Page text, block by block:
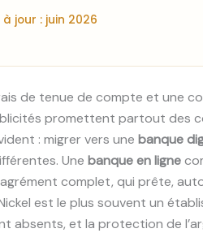
à jour : juin 2026
de tenue de compte et une
promettent partout des
: migrer vers une banque
Une banque en ligne
complet, qui prête,
est le plus souvent un
absents, et la protection de